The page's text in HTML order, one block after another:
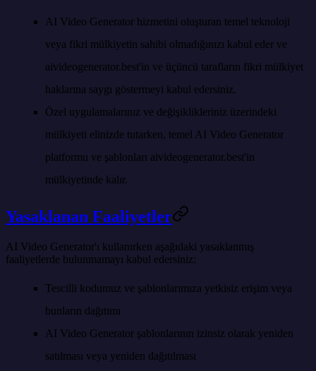
AI Video Generator hizmetini oluşturan temel teknoloji
veya fikri mülkiyetin sahibi olmadığınızı kabul eder ve
aivideogenerator.best'in ve üçüncü tarafların fikri mülkiyet
haklarına saygı göstermeyi kabul edersiniz.
Özel uygulamalarınız ve değişiklikleriniz üzerindeki
mülkiyeti elinizde tutarken, temel AI Video Generator
platformu ve şablonları aivideogenerator.best'in
mülkiyetinde kalır.
Yasaklanan Faaliyetler
AI Video Generator'ı kullanırken aşağıdaki yasaklanmış
faaliyetlerde bulunmamayı kabul edersiniz:
Tescilli kodumuz ve şablonlarımıza yetkisiz erişim veya
bunların dağıtımı
AI Video Generator şablonlarının izinsiz olarak yeniden
satılması veya yeniden dağıtılması